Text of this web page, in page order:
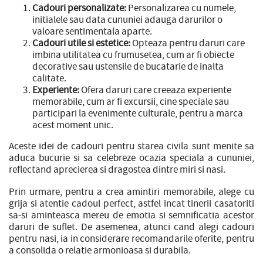
Cadouri personalizate:Personalizarea cu numele,
initialele sau data cununiei adauga darurilor o
valoare sentimentala aparte.
Cadouri utile si estetice:Opteaza pentru daruri care
imbina utilitatea cu frumusetea, cum ar fi obiecte
decorative sau ustensile de bucatarie de inalta
calitate.
Experiente:Ofera daruri care creeaza experiente
memorabile, cum ar fi excursii, cine speciale sau
participari la evenimente culturale, pentru a marca
acest moment unic.
Aceste idei de cadouri pentru starea civila sunt menite sa
aduca bucurie si sa celebreze ocazia speciala a cununiei,
reflectand aprecierea si dragostea dintre miri si nasi.
Prin urmare, pentru a crea amintiri memorabile, alege cu
grija si atentie cadoul perfect, astfel incat tinerii casatoriti
sa-si aminteasca mereu de emotia si semnificatia acestor
daruri de suflet. De asemenea, atunci cand alegi cadouri
pentru nasi, ia in considerare recomandarile oferite, pentru
a consolida o relatie armonioasa si durabila.